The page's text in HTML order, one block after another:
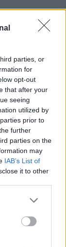
parties, or
for
opt-out
that after your
seeing
utilized by
prior to
further
parties on the
may
IAB’s List of
it to other
CÃVICO Q18
usuarios del sitio.
en línea domiciliada
y europeas.
los contenidos
priori.